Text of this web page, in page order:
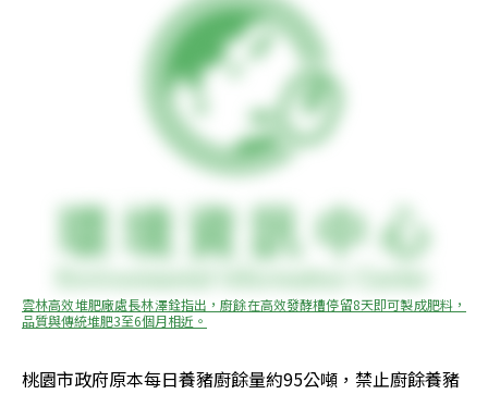
雲林高效堆肥廠處長林澤銓指出，廚餘在高效發酵槽停留8天即可製成肥料，
品質與傳統堆肥3至6個月相近。
桃園市政府原本每日養豬廚餘量約95公噸，禁止廚餘養豬